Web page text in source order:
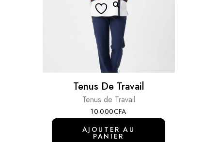
Tenus De Travail
Tenus de Travail
10.000CFA
AJOUTER AU
PANIER